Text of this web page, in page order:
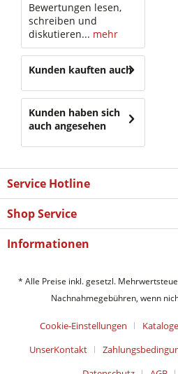
Bewertungen lesen,
schreiben und
diskutieren... mehr
Kunden kauften auch
Kunden haben sich
auch angesehen
Service Hotline
Shop Service
Informationen
* Alle Preise inkl. gesetzl.
Nachnahmegebühren, wenn
Cookie-Einstellungen
UnserKontakt